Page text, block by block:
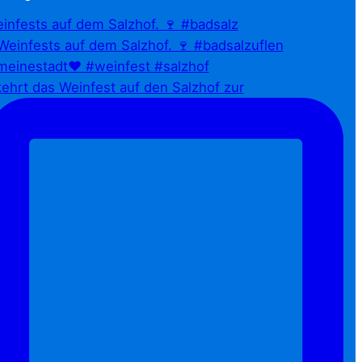
auf dem Salzhof. 🍷 #badsalz
das Weinfest auf den Salzhof zur